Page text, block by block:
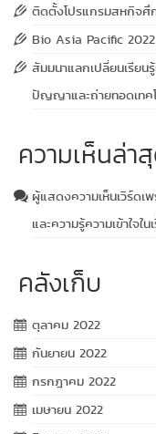
ติดตั้งโปรแกรมสหกิจ
Bio Asia Pacific 2022
สัมมนาแลกเปลี่ยนเรียน
ปัญญาและถ่ายทอดเทค
ความเห็นล่า
ผู้แสดงความเห็นเวิร์ดเ
และความรู้ความเข้าใจ
คลังเก็บ
ตุลาคม 2022
กันยายน 2022
กรกฎาคม 2022
เมษายน 2022